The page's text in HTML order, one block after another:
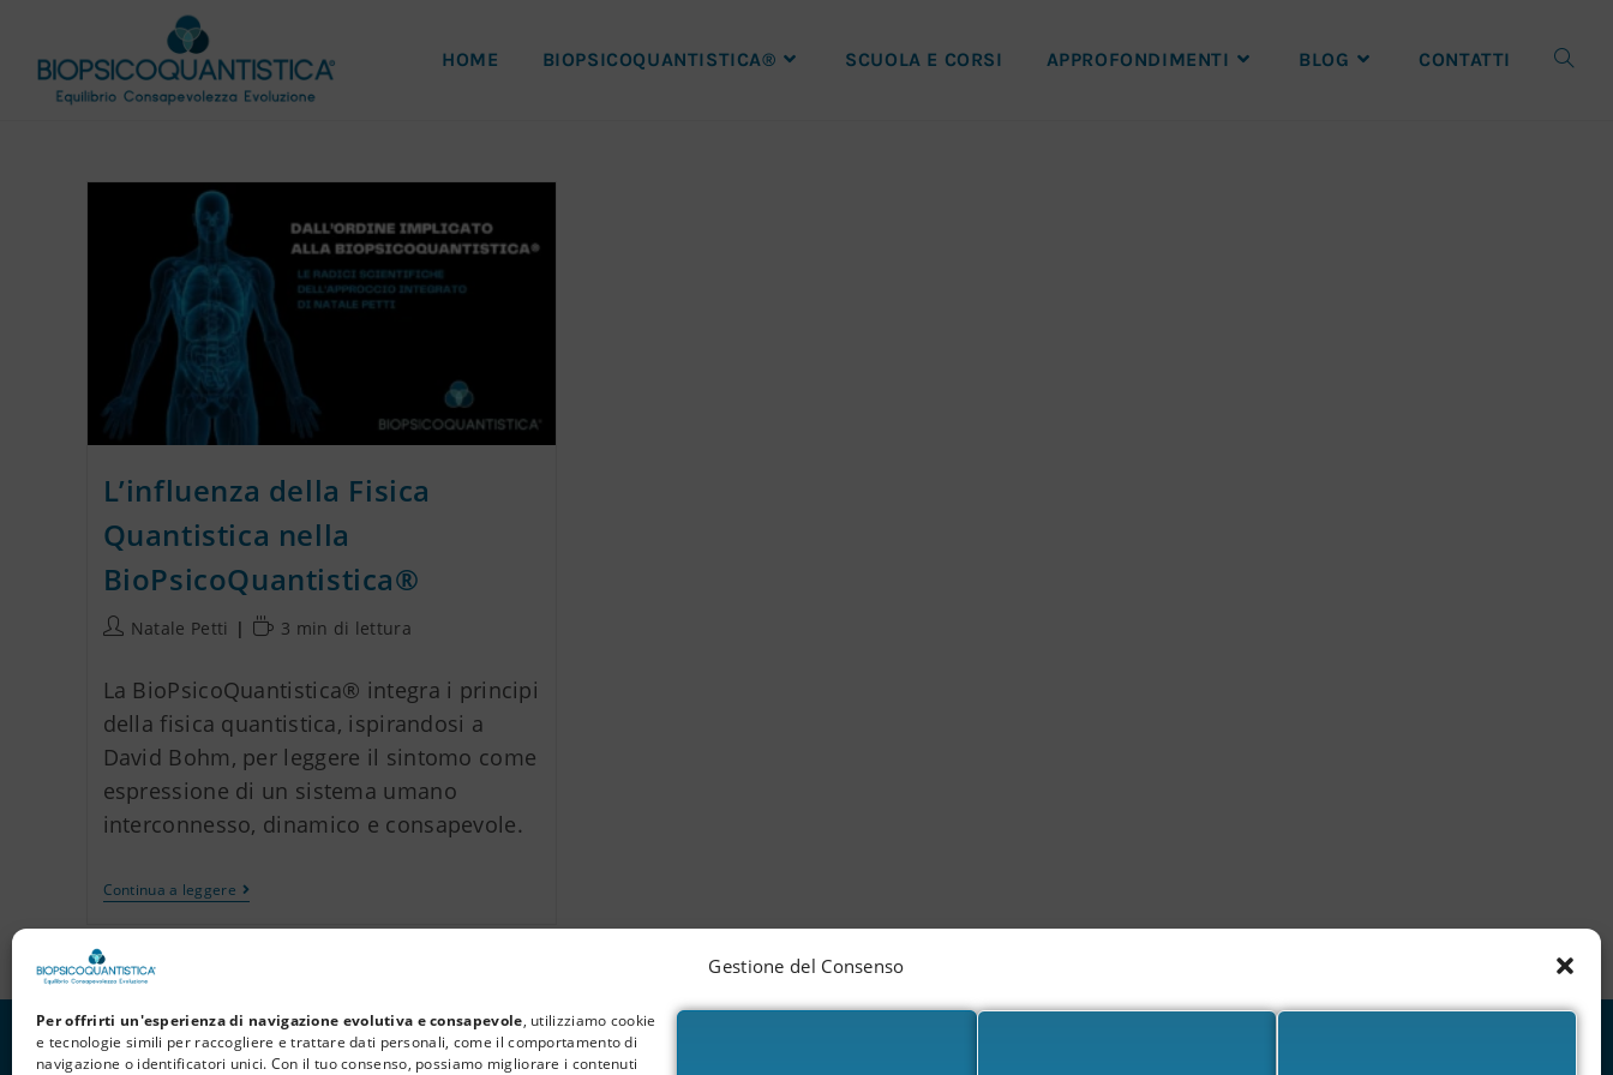
Gestione del Consenso
Per offrirti un'esperienza di navigazione evolutiva e consapevole, utilizziamo cookie
e tecnologie simili per raccogliere e trattare dati personali, come il comportamento di
navigazione o identificatori unici. Con il tuo consenso, possiamo migliorare i contenuti
HOME BIOPSICOQUANTISTICA® SCUOLA E CORSI APPROFONDIMENTI BLOG CONTATTI
L’influenza della Fisica
Quantistica nella
BioPsicoQuantistica®
Natale Petti 3 min di lettura
La BioPsicoQuantistica® integra i principi
della fisica quantistica, ispirandosi a
David Bohm, per leggere il sintomo come
espressione di un sistema umano
interconnesso, dinamico e consapevole.
Continua a leggere